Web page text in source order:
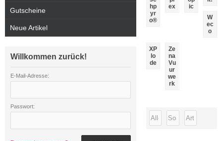
hp
yr
o®
ex
ic
W
ec
o
XP
lo
de
Ze
na
Vu
ur
we
rk
Gutscheine
Neue Artikel
Willkommen zurück!
E-Mail-Adresse:
Passwort: